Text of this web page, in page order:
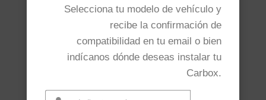
Selecciona tu modelo de vehículo y
recibe la confirmación de
compatibilidad en tu email o bien
indícanos dónde deseas instalar tu
Carbox.